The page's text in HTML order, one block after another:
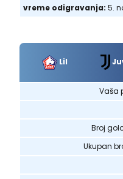
vreme odigravanja: 5.
Lil
Vaša
Broj
Ukupan